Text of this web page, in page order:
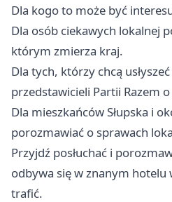
Dla kogo to może być
Dla osób ciekawych lokalnej
którym zmierza kraj.
Dla tych, którzy chcą
przedstawicieli Partii Razem
Dla mieszkańców Słupska i
porozmawiać o sprawach
Przyjdź posłuchać i
odbywa się w znanym hotelu
trafić.